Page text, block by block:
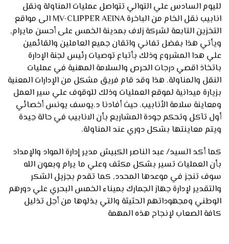
لليوم السادس علي التوالي تتواصل عمليات المناولة ونقل
انابيب نقل الخام من الباخرة MV-CLIPPER AEINA الى مواقع
التخزين التابعة لشركة زلاف بمدينة الخمس على أحسن مايرام,
ويأتي هذا بفضل تفاني واتقان جميع العاملين والقائمين
علي هدا المشروع وذلك بأتباع توصيات رئيس لجنة الإدارة
باتخاذ اقصي درجات الحرص والسلامة المهنية في عمليات
النقل والمناولة. هذا وقد قام فريق مشكل من الإدارات المعنية
بزيارة ميدانية لموقع العمليات وذلك للوقوف علي سير العمل
ومعاينة سلامة الأنابيب، حيث أفادنا د.يوسف يونس أخصائي
أول تآكل وتحكم جودة المشاريع بأن الانابيب في حالة جيدة
ويتم معاينتها بشكل دوري عند المناولة،
كما أكد السيد/ عبد الناصر الكبيش مدير إدارة المواد والإمداد
بأن العمليات تسير بشكل مكثف وعلي ما يرام وبعون الله
سوف تنجز في موعدها المحدد, كما تقدم بجزيل الشكر
والتقدير لإدارة جهاز الجمارك بميناء الخمس البحري علي دورهم
الوطني ومجهوداتهم الحثيثة والتي بذلوها من أجل تذليل
كافة الصعاب لإنجاح هذه المهمة